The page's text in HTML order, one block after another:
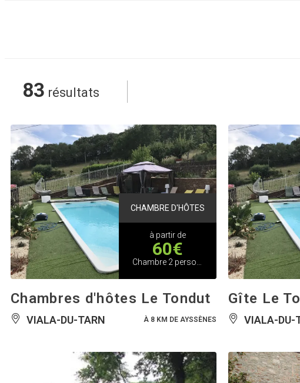
83 résultats
CHAMBRE D'HÔTES
à partir de
60€
Chambres d'hôtes Le Tondut
VIALA-DU-TARN À 8 KM DE AYSSÈNES
Gîte Le
VIALA-DU-